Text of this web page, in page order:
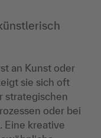
an Kunst oder
sie sich oft
strategischen
oder bei
Eine kreative